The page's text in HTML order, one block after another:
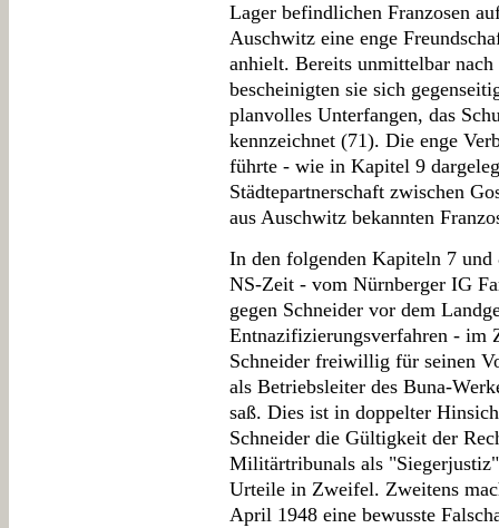
Lager befindlichen Franzosen
Auschwitz eine enge
anhielt. Bereits unmittelbar
bescheinigten sie sich
planvolles Unterfangen, das
kennzeichnet (71). Die enge
führte - wie in Kapitel 9
Städtepartnerschaft zwischen
aus Auschwitz bekannten
In den folgenden Kapiteln 7
NS-Zeit - vom Nürnberger IG
gegen Schneider vor dem
Entnazifizierungsverfahren - im
Schneider freiwillig für seinen
als Betriebsleiter des Buna-
saß. Dies ist in doppelter
Schneider die Gültigkeit der
Militärtribunals als
Urteile in Zweifel. Zweitens
April 1948 eine bewusste